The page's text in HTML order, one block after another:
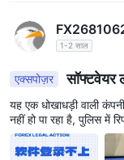
1-2 साल
एक्सपोज़र सॉफ्टवेयर
यह एक धोखाधड़ी वाली
नहीं हो पा रहा है, पुलिस में